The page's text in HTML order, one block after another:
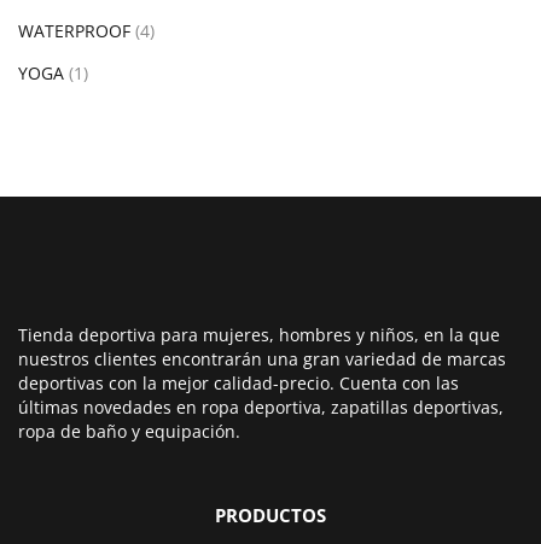
WATERPROOF (4)
YOGA (1)
Tienda deportiva para mujeres, hombres y niños, en la que
nuestros clientes encontrarán una gran variedad de marcas
deportivas con la mejor calidad-precio. Cuenta con las
últimas novedades en ropa deportiva, zapatillas deportivas,
ropa de baño y equipación.
PRODUCTOS